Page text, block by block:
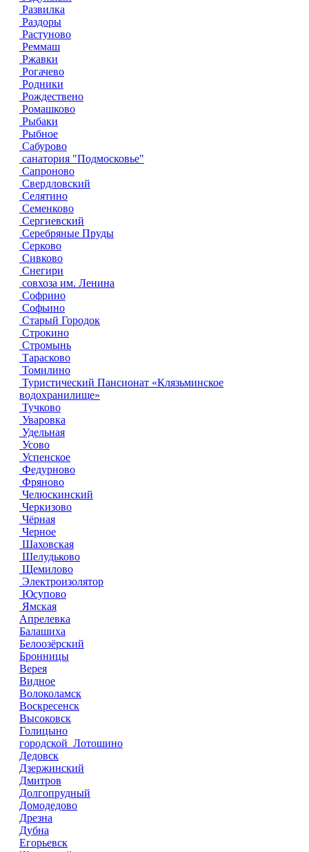
Развилка
Раздоры
Растуново
Реммаш
Ржавки
Рогачево
Родники
Рождествено
Ромашково
Рыбаки
Рыбное
Сабурово
санатория "Подмосковье"
Сапроново
Свердловский
Селятино
Семенково
Сергиевский
Серебряные Пруды
Серково
Сивково
Снегири
совхоза им. Ленина
Софрино
Софьино
Старый Городок
Строкино
Стромынь
Тарасково
Томилино
Туристический Пансионат «Клязьминское
водохранилище»
Тучково
Уваровка
Удельная
Усово
Успенское
Федурново
Фряново
Челюскинский
Черкизово
Чёрная
Черное
Шаховская
Шелудьково
Щемилово
Электроизолятор
Юсупово
Ямская
Апрелевка
Балашиха
Белоозёрский
Бронницы
Верея
Видное
Волоколамск
Воскресенск
Высоковск
Голицыно
городской Лотошино
Дедовск
Дзержинский
Дмитров
Долгопрудный
Домодедово
Дрезна
Дубна
Егорьевск